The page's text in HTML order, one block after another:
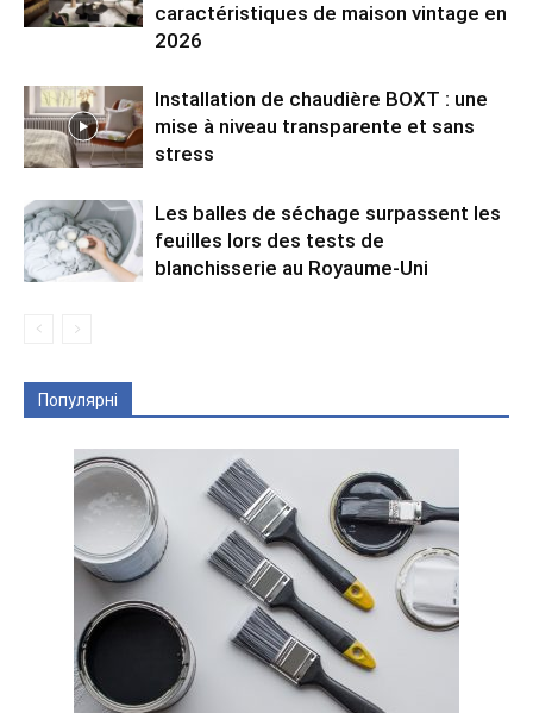
caractéristiques de maison vintage en
2026
Installation de chaudière BOXT : une
mise à niveau transparente et sans
stress
Les balles de séchage surpassent les
feuilles lors des tests de
blanchisserie au Royaume-Uni
Популярні